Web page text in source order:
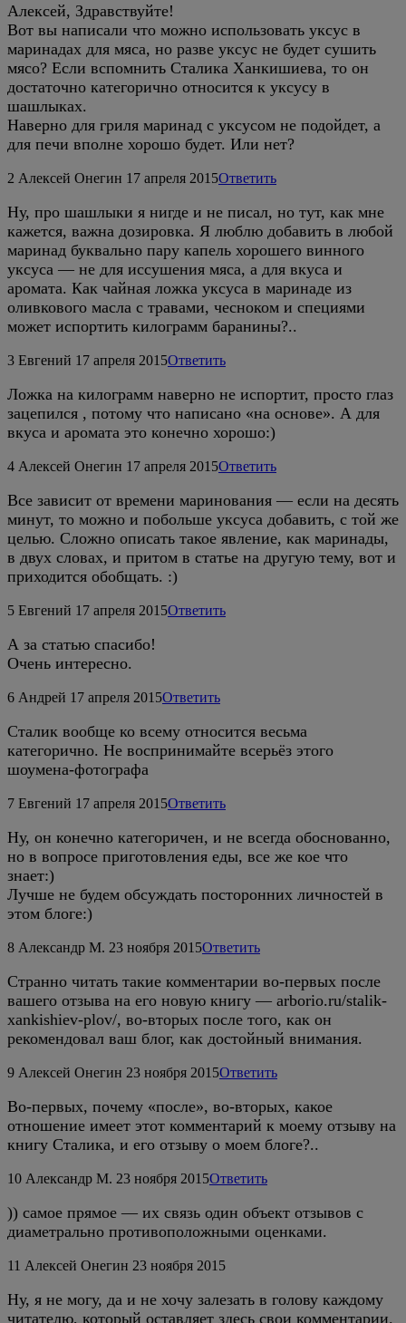
Алексей, Здравствуйте!
Вот вы написали что можно использовать уксус в
маринадах для мяса, но разве уксус не будет сушить
мясо? Если вспомнить Сталика Ханкишиева, то он
достаточно категорично относится к уксусу в
шашлыках.
Наверно для гриля маринад с уксусом не подойдет, а
для печи вполне хорошо будет. Или нет?
2 Алексей Онегин 17 апреля 2015Ответить
Ну, про шашлыки я нигде и не писал, но тут, как мне
кажется, важна дозировка. Я люблю добавить в любой
маринад буквально пару капель хорошего винного
уксуса — не для иссушения мяса, а для вкуса и
аромата. Как чайная ложка уксуса в маринаде из
оливкового масла с травами, чесноком и специями
может испортить килограмм баранины?..
3 Евгений 17 апреля 2015Ответить
Ложка на килограмм наверно не испортит, просто глаз
зацепился , потому что написано «на основе». А для
вкуса и аромата это конечно хорошо:)
4 Алексей Онегин 17 апреля 2015Ответить
Все зависит от времени маринования — если на десять
минут, то можно и побольше уксуса добавить, с той же
целью. Сложно описать такое явление, как маринады,
в двух словах, и притом в статье на другую тему, вот и
приходится обобщать. :)
5 Евгений 17 апреля 2015Ответить
А за статью спасибо!
Очень интересно.
6 Андрей 17 апреля 2015Ответить
Сталик вообще ко всему относится весьма
категорично. Не воспринимайте всерьёз этого
шоумена-фотографа
7 Евгений 17 апреля 2015Ответить
Ну, он конечно категоричен, и не всегда обоснованно,
но в вопросе приготовления еды, все же кое что
знает:)
Лучше не будем обсуждать посторонних личностей в
этом блоге:)
8 Александр М. 23 ноября 2015Ответить
Странно читать такие комментарии во-первых после
вашего отзыва на его новую книгу — arborio.ru/stalik-
xankishiev-plov/, во-вторых после того, как он
рекомендовал ваш блог, как достойный внимания.
9 Алексей Онегин 23 ноября 2015Ответить
Во-первых, почему «после», во-вторых, какое
отношение имеет этот комментарий к моему отзыву на
книгу Сталика, и его отзыву о моем блоге?..
10 Александр М. 23 ноября 2015Ответить
)) самое прямое — их связь один объект отзывов с
диаметрально противоположными оценками.
11 Алексей Онегин 23 ноября 2015
Ну, я не могу, да и не хочу залезать в голову каждому
читателю, который оставляет здесь свои комментарии.